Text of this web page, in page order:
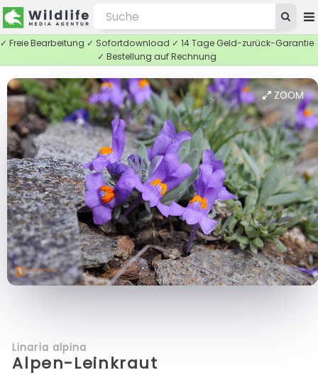
✓ Freie Bearbeitung ✓ Sofortdownload ✓ 14 Tage Geld-zurück-Garantie
✓ Bestellung auf Rechnung
ZOOM
Linaria alpina
Alpen-Leinkraut